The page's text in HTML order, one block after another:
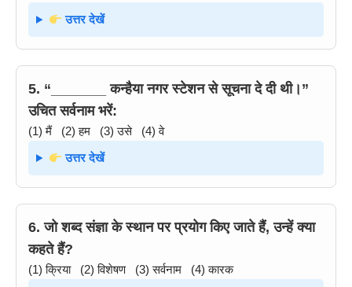
उत्तर देखें
5. “_______ कन्हैया नगर स्टेशन से सूचना दे दी थी।”
उचित सर्वनाम भरें:
(1) मैं (2) हम (3) उसे (4) वे
उत्तर देखें
6. जो शब्द संज्ञा के स्थान पर प्रयोग किए जाते हैं, उन्हें क्या
कहते हैं?
(1) क्रिया (2) विशेषण (3) सर्वनाम (4) कारक